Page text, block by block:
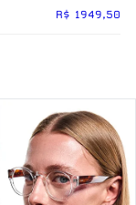
R$ 1949,50